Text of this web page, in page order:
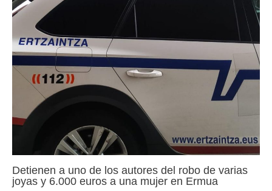
Detienen a uno de los autores del robo de varias
joyas y 6.000 euros a una mujer en Ermua